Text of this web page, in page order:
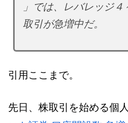
」では、レバレッジ
取引が急増中だ。
引用ここまで。
先日、株取引を始める個